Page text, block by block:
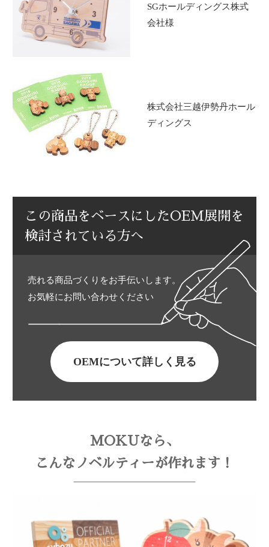
SGホールディングス株式
会社様
株式会社三越伊勢丹ホール
ディングス
この商品をベースにしたOEM展開を
検討されている方へ
売れる商品づくりをお手伝いします。
お気軽にお問い合わせください
OEMについて詳しく見る
MOKUなら、
こんなノベルティーが作れます！